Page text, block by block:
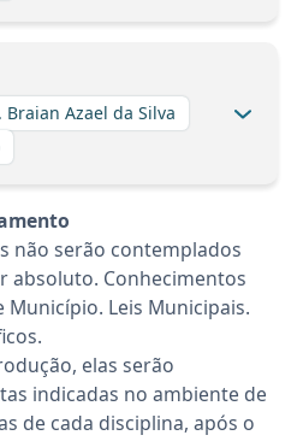
Braian Azael da Silva
não serão contemplados
absoluto. Conhecimentos
Município. Leis Municipais.
elas serão
indicadas no ambiente de
de cada disciplina, após o